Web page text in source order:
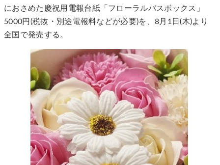
におさめた慶祝用電報台紙「フローラルバスボックス」
5000円(税抜・別途電報料などが必要)を、8月1日(木)より
全国で発売する。